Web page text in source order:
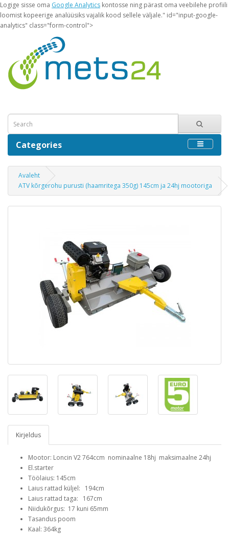
Logige sisse oma Google Analytics kontosse ning pärast oma veebilehe profiili
loomist kopeerige analüüsiks vajalik kood sellele väljale." id="input-google-
analytics" class="form-control">
Categories
Avaleht
ATV kõrgerohu purusti (haamritega 350g) 145cm ja 24hj mootoriga
Kirjeldus
Mootor: Loncin V2 764ccm nominaalne 18hj maksimaalne 24hj
El.starter
Töölaius: 145cm
Laius rattad küljel: 194cm
Laius rattad taga: 167cm
Niidukõrgus: 17 kuni 65mm
Tasandus poom
Kaal: 364kg